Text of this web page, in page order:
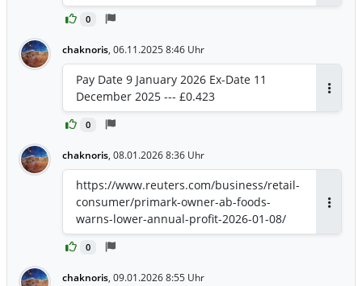
0
chaknoris, 06.11.2025 8:46 Uhr
0
Pay Date 9 January 2026 Ex-Date 11
December 2025 --- £0.423
chaknoris, 08.01.2026 8:36 Uhr
0
https://www.reuters.com/business/retail-
consumer/primark-owner-ab-foods-
warns-lower-annual-profit-2026-01-08/
chaknoris, 09.01.2026 8:55 Uhr